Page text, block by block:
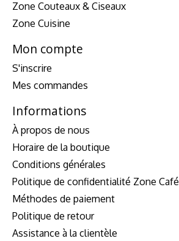
Zone Couteaux & Ciseaux
Zone Cuisine
Mon compte
S'inscrire
Mes commandes
Informations
À propos de nous
Horaire de la boutique
Conditions générales
Politique de confidentialité Zone Café
Méthodes de paiement
Politique de retour
Assistance à la clientèle